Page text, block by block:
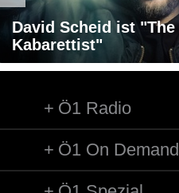
David Scheid ist "The
Kabarettist"
Ö1 Radio
Ö1 On Demand